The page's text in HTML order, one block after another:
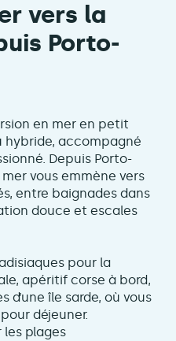
vers la
Porto-
en mer en petit
hybride, accompagné
Depuis Porto-
vous emmène vers
entre baignades dans
douce et escales
pour la
apéritif corse à bord,
d’une île sarde, où vous
déjeuner.
les plages